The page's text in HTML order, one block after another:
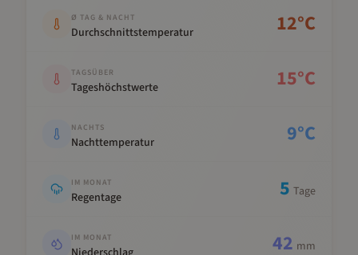
Ø TAG & NACHT
Durchschnittstemperatur 12°C
TAGSÜBER
Tageshöchstwerte 15°C
NACHTS
Nachttemperatur 9°C
IM MONAT
Regentage 5 Tage
IM MONAT 42 mm